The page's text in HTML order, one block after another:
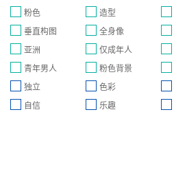
粉色
造型
垂直构图
全身像
亚洲
仅成年人
青年男人
粉色背景
独立
色彩
自信
乐趣